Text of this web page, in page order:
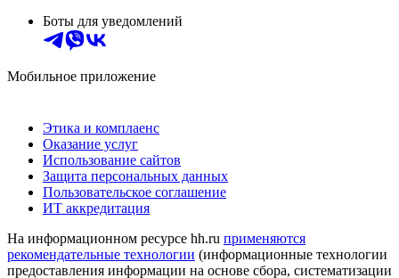
Боты для уведомлений
Мобильное приложение
Этика и комплаенс
Оказание услуг
Использование сайтов
Защита персональных данных
Пользовательское соглашение
ИТ аккредитация
На информационном ресурсе hh.ru применяются
рекомендательные технологии (информационные технологии
предоставления информации на основе сбора, систематизации